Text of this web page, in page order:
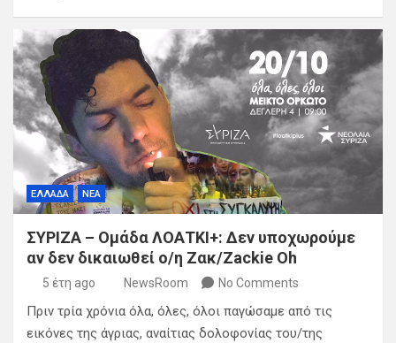
ΕΛΛΑΔΑ ΝΕΑ
ΣΥΡΙΖΑ – Ομάδα ΛΟΑΤΚΙ+: Δεν υποχωρούμε
αν δεν δικαιωθεί ο/η Ζακ/Zackie Oh
5 έτη ago NewsRoom No Comments
Πριν τρία χρόνια όλα, όλες, όλοι παγώσαμε από τις
εικόνες της άγριας, αναίτιας δολοφονίας του/της